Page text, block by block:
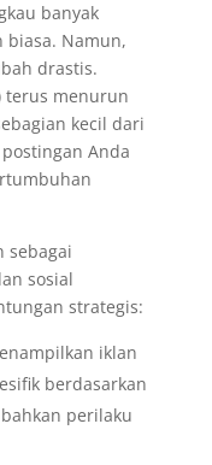
banyak
biasa. Namun,
drastis.
terus menurun
kecil dari
Anda
sebagai
sosial
strategis:
iklan
berdasarkan
perilaku